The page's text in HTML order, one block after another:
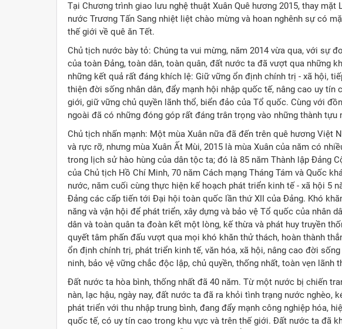
Tại Chương trình giao lưu nghệ thuật Xuân Quê hương 2015, thay mặt
nước Trương Tấn Sang nhiệt liệt chào mừng và hoan nghênh sự có
thế giới về quê ăn Tết.
Chủ tịch nước bày tỏ: Chúng ta vui mừng, năm 2014 vừa qua, với sự
của toàn Đảng, toàn dân, toàn quân, đất nước ta đã vượt qua những
những kết quả rất đáng khích lệ: Giữ vững ổn định chính trị - xã hội,
thiện đời sống nhân dân, đẩy mạnh hội nhập quốc tế, nâng cao uy
giới, giữ vững chủ quyền lãnh thổ, biển đảo của Tổ quốc. Cùng với
ngoài đã có những đóng góp rất đáng trân trọng vào những thành tựu
Chủ tịch nhấn mạnh: Một mùa Xuân nữa đã đến trên quê hương Việt
và rực rỡ, nhưng mùa Xuân Ất Mùi, 2015 là mùa Xuân của năm có
trong lịch sử hào hùng của dân tộc ta; đó là 85 năm Thành lập Đảng
của Chủ tịch Hồ Chí Minh, 70 năm Cách mạng Tháng Tám và Quốc
nước, năm cuối cùng thực hiện kế hoạch phát triển kinh tế - xã hội 5
Đảng các cấp tiến tới Đại hội toàn quốc lần thứ XII của Đảng. Khó
năng và vận hội để phát triển, xây dựng và bảo vệ Tổ quốc của nhân
dân và toàn quân ta đoàn kết một lòng, kế thừa và phát huy truyền
quyết tâm phấn đấu vượt qua mọi khó khăn thử thách, hoàn thành
ổn định chính trị, phát triển kinh tế, văn hóa, xã hội, nâng cao đời
ninh, bảo vệ vững chắc độc lập, chủ quyền, thống nhất, toàn vẹn lãnh
Đất nước ta hòa bình, thống nhất đã 40 năm. Từ một nước bị chiến
nàn, lạc hậu, ngày nay, đất nước ta đã ra khỏi tình trạng nước nghèo,
phát triển với thu nhập trung bình, đang đẩy mạnh công nghiệp hóa,
quốc tế, có uy tín cao trong khu vực và trên thế giới. Đất nước ta đã